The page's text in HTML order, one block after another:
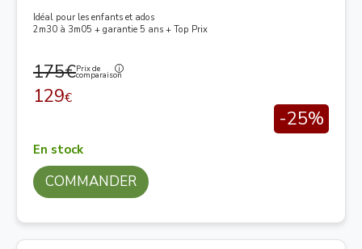
Idéal pour les enfants et ados
2m30 à 3m05 + garantie 5 ans + Top Prix
175€Prix de
comparaison
129€
-25%
En stock
COMMANDER